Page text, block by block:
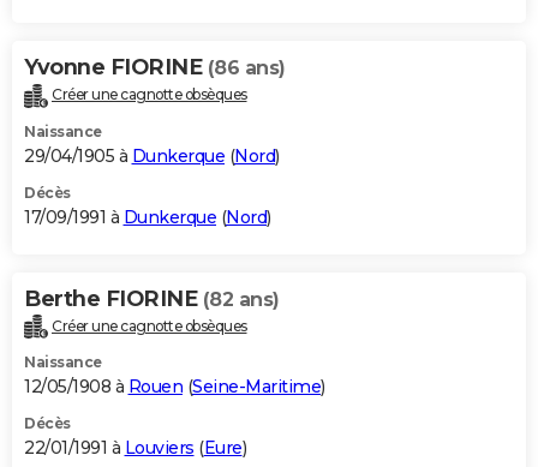
Yvonne FIORINE (86 ans)
Créer une cagnotte obsèques
Naissance
29/04/1905 à Dunkerque (Nord)
Décès
17/09/1991 à Dunkerque (Nord)
Berthe FIORINE (82 ans)
Créer une cagnotte obsèques
Naissance
12/05/1908 à Rouen (Seine-Maritime)
Décès
22/01/1991 à Louviers (Eure)